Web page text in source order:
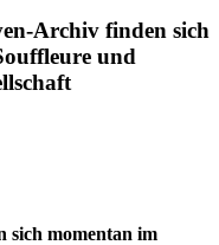
Archiv finden sich
und
sich momentan im